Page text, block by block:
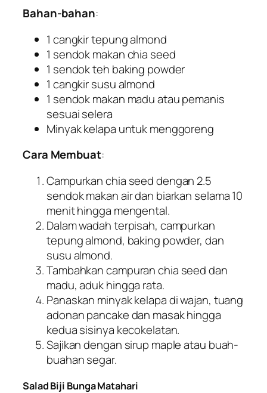
Bahan-bahan:
1 cangkir tepung almond
1 sendok makan chia seed
1 sendok teh baking powder
1 cangkir susu almond
1 sendok makan madu atau pemanis
sesuai selera
Minyak kelapa untuk menggoreng
Cara Membuat:
Campurkan chia seed dengan 2.5
sendok makan air dan biarkan selama 10
menit hingga mengental.
Dalam wadah terpisah, campurkan
tepung almond, baking powder, dan
susu almond.
Tambahkan campuran chia seed dan
madu, aduk hingga rata.
Panaskan minyak kelapa di wajan, tuang
adonan pancake dan masak hingga
kedua sisinya kecokelatan.
Sajikan dengan sirup maple atau buah-
buahan segar.
Salad Biji Bunga Matahari